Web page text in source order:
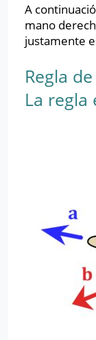
A
mano
justamente
Regla
La regla